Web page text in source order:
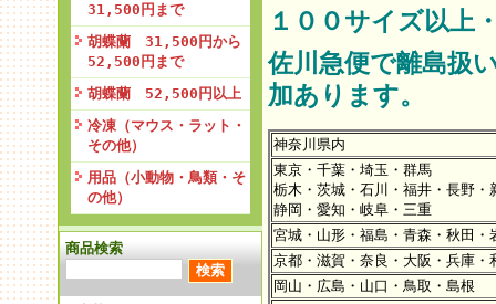
31,500円まで
胡蝶蘭 31,500円から
52,500円まで
胡蝶蘭 52,500円以上
冷凍（マウス・ラット・
その他）
用品（小動物・鳥類・そ
の他）
商品検索
１００サイズ以上
佐川急便で離島扱
加あります。
神奈川県内
東京・千葉・埼玉・群馬
栃木・茨城・石川・福井・長野・
静岡・愛知・岐阜・三重
宮城・山形・福島・青森・秋田・
京都・滋賀・奈良・大阪・兵庫・
岡山・広島・山口・鳥取・島根